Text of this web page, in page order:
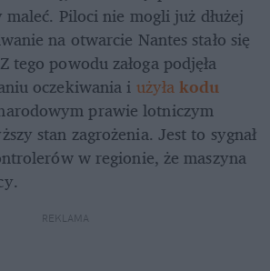
maleć. Piloci nie mogli już dłużej
na otwarcie Nantes stało się
powodu załoga podjęła
oczekiwania i użyła kodu
prawie lotniczym
stan zagrożenia. Jest to sygnał
w regionie, że maszyna
REKLAMA